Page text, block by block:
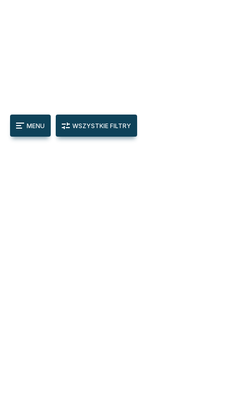
MENU WSZYSTKIE FILTRY